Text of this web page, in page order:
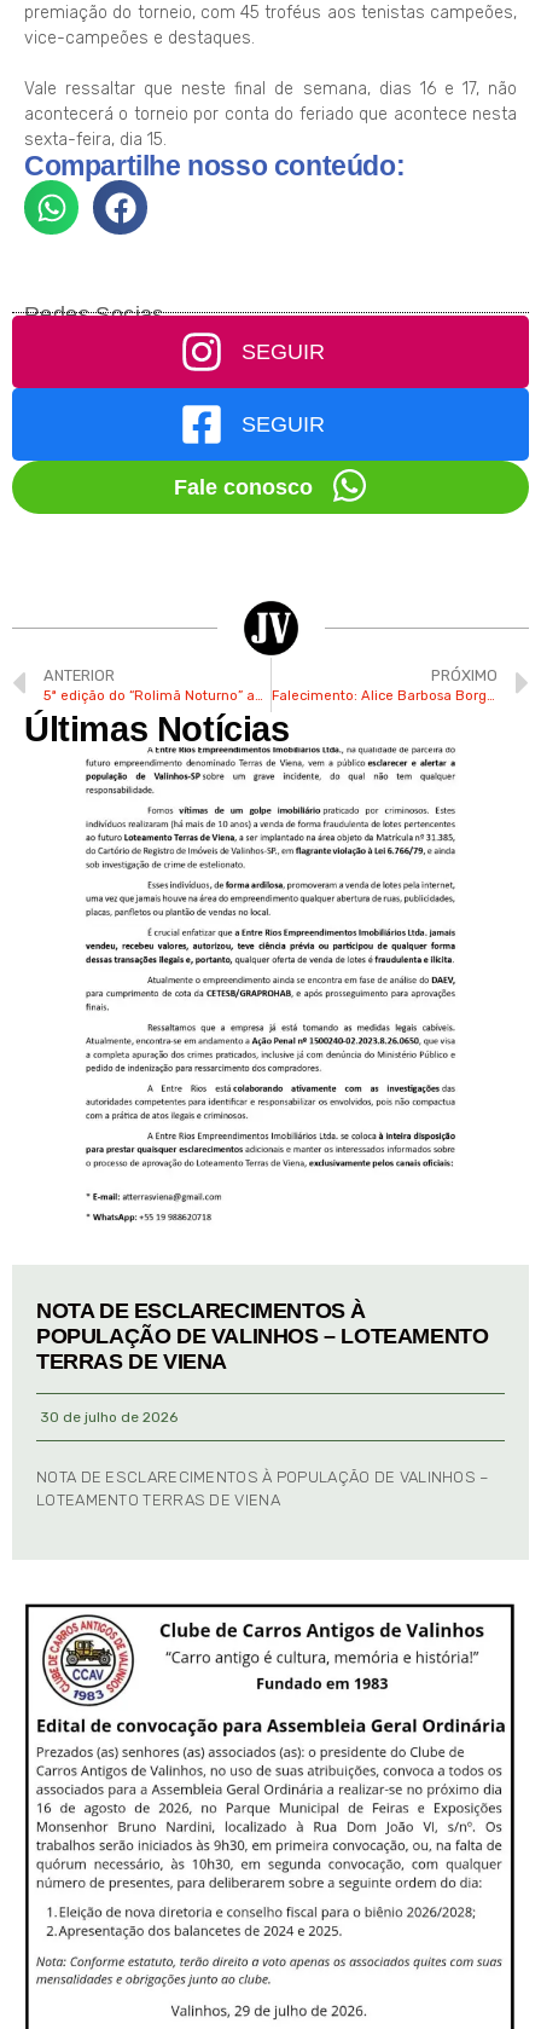
premiação do torneio, com 45 troféus aos tenistas campeões,
vice-campeões e destaques.
Vale ressaltar que neste final de semana, dias 16 e 17, não
acontecerá o torneio por conta do feriado que acontece nesta
sexta-feira, dia 15.
Compartilhe nosso conteúdo:
Redes Socias
SEGUIR
SEGUIR
Fale conosco
ANTERIOR
5ª edição do “Rolimã Noturno” acontece neste sábado na Rua 7 de Setembro em Valinhos
PRÓXIMO
Falecimento: Alice Barbosa Borges
Últimas Notícias
NOTA DE ESCLARECIMENTOS À
POPULAÇÃO DE VALINHOS – LOTEAMENTO
TERRAS DE VIENA
30 de julho de 2026
NOTA DE ESCLARECIMENTOS À POPULAÇÃO DE VALINHOS –
LOTEAMENTO TERRAS DE VIENA